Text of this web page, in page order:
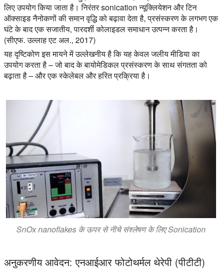
लिए उपयोग किया जाता है। निरंतर sonication न्यूक्लियेशन और टिन
ऑक्साइड नैनोकणों की समान वृद्धि को बढ़ावा देता है, प्रसंस्करण के लगभग एक
घंटे के बाद एक सजातीय, पारदर्शी कोलाइडल समाधान उत्पन्न करता है।
(सीएफ. उल्लाह एट अल., 2017)
यह दृष्टिकोण इस मायने में उल्लेखनीय है कि यह केवल जलीय मीडिया का
उपयोग करता है – जो बाद के बायोमेडिकल प्रसंस्करण के साथ संगतता को
बढ़ाता है – और एक स्केलेबल और हरित प्रक्रिया है।
SnOx nanoflakes के ऊपर से नीचे संश्लेषण के लिए Sonication
अनुकरणीय आवेदन: एनआईआर फोटोथर्मल थेरेपी (पीटीटी)